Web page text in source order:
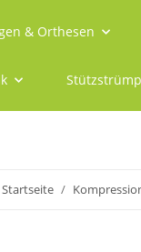
& Orthesen
Startseite